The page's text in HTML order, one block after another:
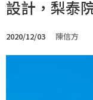
設計，梨泰
2020/12/03 陳信方